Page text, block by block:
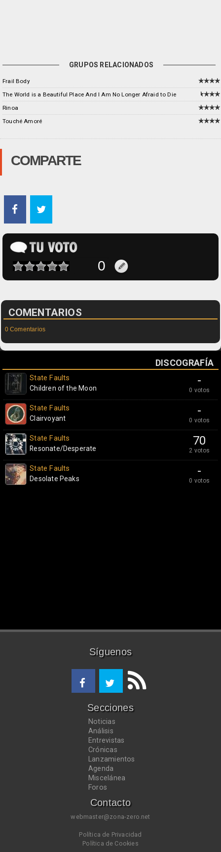
GRUPOS RELACIONADOS
Frail Body
The World is a Beautiful Place And I Am No Longer Afraid to Die
Rinoa
Touché Amoré
COMPARTE
COMENTARIOS
0 Comentarios
DISCOGRAFÍA
-
0 votos
State Faults
Children of the Moon
-
0 votos
State Faults
Clairvoyant
70
2 votos
State Faults
Resonate/Desperate
-
0 votos
State Faults
Desolate Peaks
Síguenos
Secciones
Noticias
Análisis
Entrevistas
Crónicas
Lanzamientos
Agenda
Miscelánea
Foros
Contacto
webmaster@zona-zero.net
Política de Privacidad
Política de Cookies